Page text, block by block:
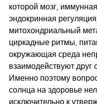
которой мозг,
эндокринная регуляция,
митохондриальный
циркадные ритмы,
окружающая среда
взаимодействуют друг
Именно поэтому
солнца на здоровье
исключительно к